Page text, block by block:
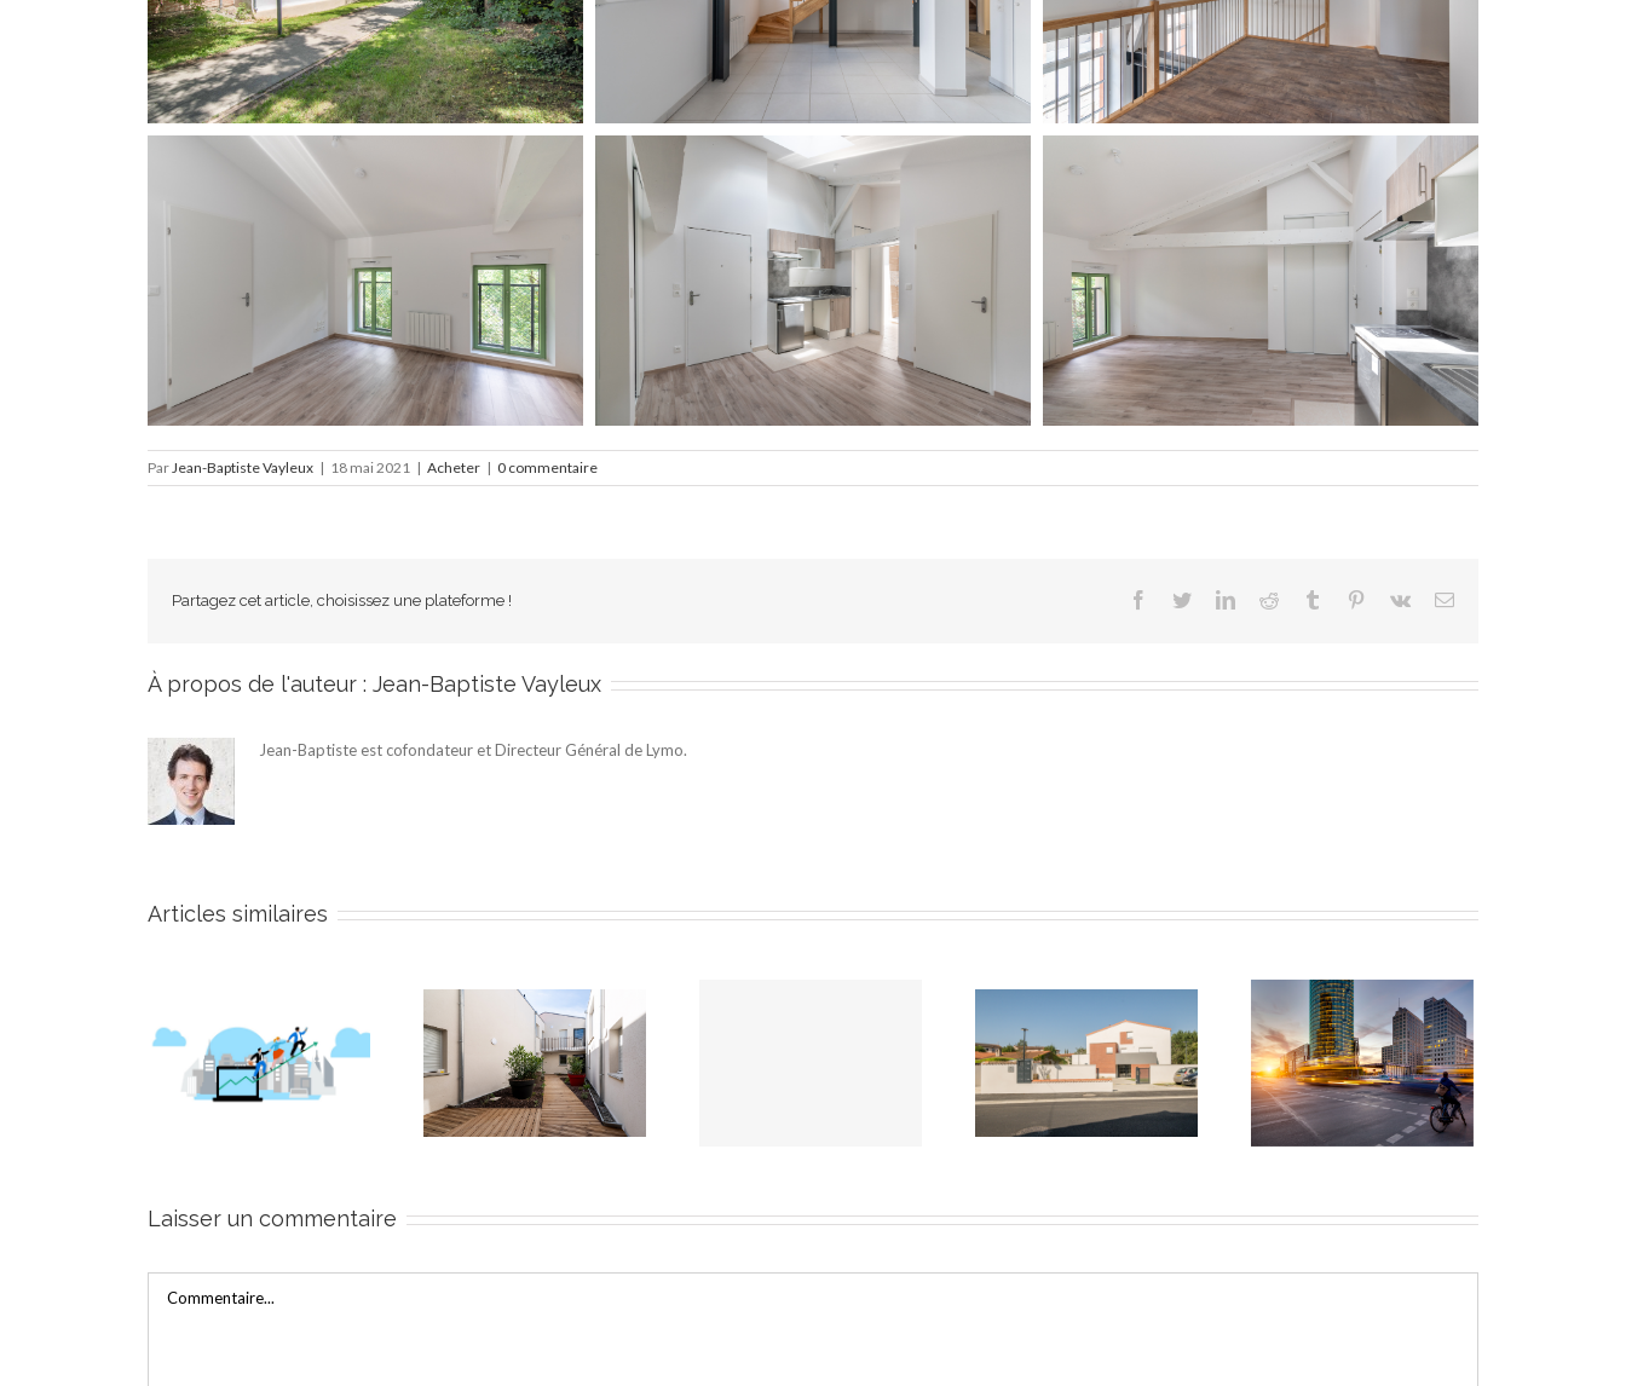
ParJean-Baptiste Vayleux | 18 mai 2021 | Acheter | 0 commentaire
Partagez cet article, choisissez une plateforme ! Facebook
TwitterLinkedInReddit Tumblr Pinterest
Vk Email
À propos de l'auteur : Jean-Baptiste Vayleux
Jean-Baptiste est cofondateur et Directeur Général de Lymo.
Articles similaires
« Patio Lardenne », un
cocon de verdure à
Notre première
résidence en bois livrée
à Ivry-sur-Seine (94) !
Comment créer l’Uber
de la promotion
immobilière ?
Laisser un commentaire